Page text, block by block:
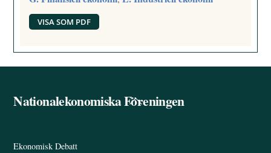
VISA SOM PDF
Back
Nationalekonomiska Föreningen
Ekonomisk Debatt